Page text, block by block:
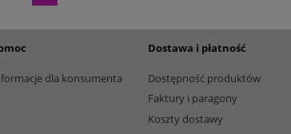
dla konsumenta
Dostawa i płatność
Dostępność produktów
Faktury i paragony
Koszty dostawy